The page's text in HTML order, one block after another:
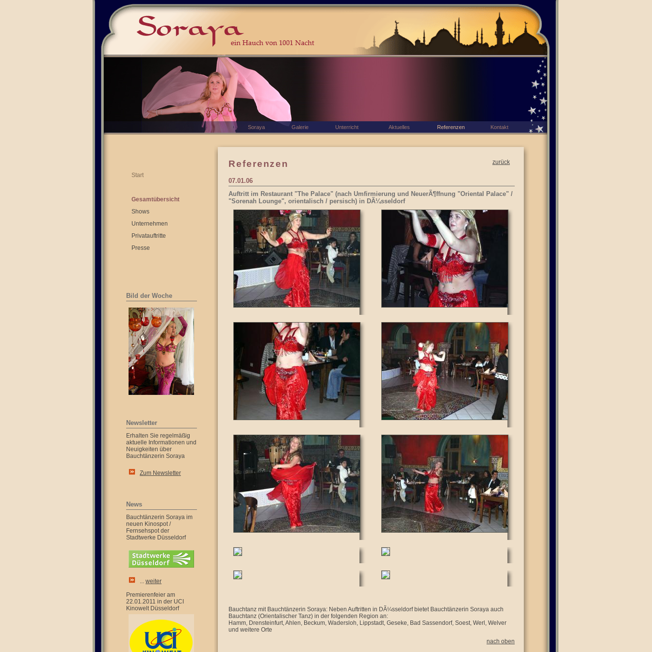
Start
Gesamtübersicht
Shows
Unternehmen
Privatauftritte
Presse
Bild der Woche
Newsletter
Erhalten Sie regelmäßig
aktuelle Informationen und
Neuigkeiten über
Bauchtänzerin Soraya
Zum Newsletter
News
Bauchtänzerin Soraya im
neuen Kinospot /
Fernsehspot der
Stadtwerke Düsseldorf
... weiter
Premierenfeier am
22.01.2011 in der UCI
Kinowelt Düsseldorf
Referenzen zurück
07.01.06
Auftritt im Restaurant "The Palace" (nach Umfirmierung und NeuerÃ¶ffnung "Oriental Palace" /
"Sorenah Lounge", orientalisch / persisch) in DÃ¼sseldorf
Bauchtanz mit Bauchtänzerin Soraya: Neben Auftritten in DÃ¼sseldorf bietet Bauchtänzerin Soraya auch
Bauchtanz (Orientalischer Tanz) in der folgenden Region an:
Hamm, Drensteinfurt, Ahlen, Beckum, Wadersloh, Lippstadt, Geseke, Bad Sassendorf, Soest, Werl, Welver
und weitere Orte
nach oben
Soraya Galerie Unterricht Aktuelles Referenzen Kontakt